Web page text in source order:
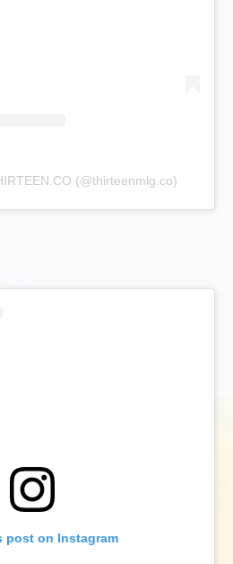
(@thirteenmlg.co)
post on Instagram